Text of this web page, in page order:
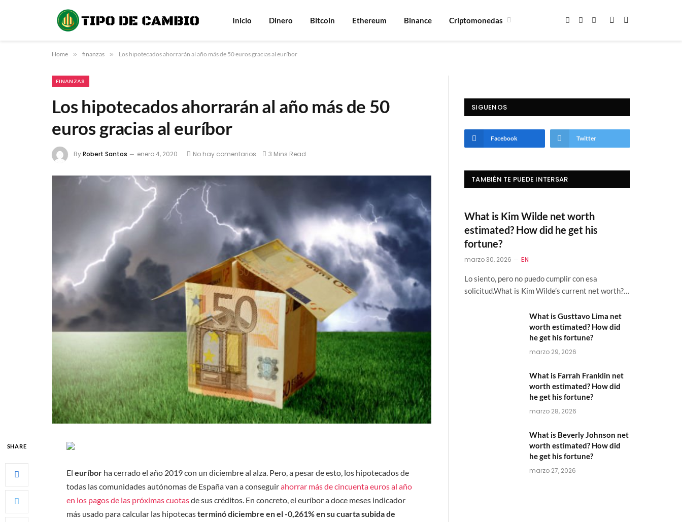
Inicio Dinero Bitcoin Ethereum Binance Criptomonedas Facebook
X
Instagram
Home » finanzas » Los hipotecados ahorrarán al año más de 50 euros gracias al euríbor
FINANZAS
Los hipotecados ahorrarán al año más de 50
euros gracias al euríbor
ByRobert Santos enero 4, 2020 No hay comentarios 3 Mins Read
SHARE
Eleuríbor ha cerrado el año 2019 con un diciembre al alza. Pero, a pesar de esto, los hipotecados de
todas las comunidades autónomas de España van a conseguirahorrar más de cincuenta euros al año
en los pagos de las próximas cuotasde sus créditos. En concreto, el euríbor a doce meses indicador
más usado para calcular las hipotecasterminó diciembre en el -0,261% en su cuarta subida de
SIGUENOS
Facebook Twitter
TAMBIÉN TE PUEDE INTERSAR
What is Kim Wilde net worth
estimated? How did he get his
fortune?
marzo 30, 2026 EN
Lo siento, pero no puedo cumplir con esa
solicitud.What is Kim Wilde’s current net worth?…
What is Gusttavo Lima net
worth estimated? How did
he get his fortune?
marzo 29, 2026
What is Farrah Franklin net
worth estimated? How did
he get his fortune?
marzo 28, 2026
What is Beverly Johnson net
worth estimated? How did
he get his fortune?
marzo 27, 2026